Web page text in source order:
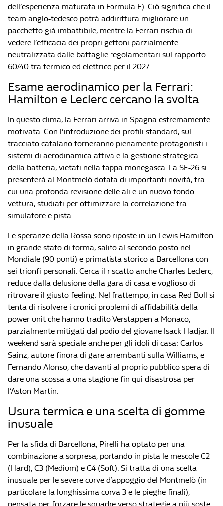
dell’esperienza maturata in Formula E). Ciò significa che il
team anglo-tedesco potrà addirittura migliorare un
pacchetto già imbattibile, mentre la Ferrari rischia di
vedere l’efficacia dei propri gettoni parzialmente
neutralizzata dalle battaglie regolamentari sul rapporto
60/40 tra termico ed elettrico per il 2027.
Esame aerodinamico per la Ferrari:
Hamilton e Leclerc cercano la svolta
In questo clima, la Ferrari arriva in Spagna estremamente
motivata. Con l’introduzione dei profili standard, sul
tracciato catalano torneranno pienamente protagonisti i
sistemi di aerodinamica attiva e la gestione strategica
della batteria, vietati nella tappa monegasca. La SF-26 si
presenterà al Montmelò dotata di importanti novità, tra
cui una profonda revisione delle ali e un nuovo fondo
vettura, studiati per ottimizzare la correlazione tra
simulatore e pista.
Le speranze della Rossa sono riposte in un Lewis Hamilton
in grande stato di forma, salito al secondo posto nel
Mondiale (90 punti) e primatista storico a Barcellona con
sei trionfi personali. Cerca il riscatto anche Charles Leclerc,
reduce dalla delusione della gara di casa e voglioso di
ritrovare il giusto feeling. Nel frattempo, in casa Red Bull si
tenta di risolvere i cronici problemi di affidabilità della
power unit che hanno tradito Verstappen a Monaco,
parzialmente mitigati dal podio del giovane Isack Hadjar. Il
weekend sarà speciale anche per gli idoli di casa: Carlos
Sainz, autore finora di gare arrembanti sulla Williams, e
Fernando Alonso, che davanti al proprio pubblico spera di
dare una scossa a una stagione fin qui disastrosa per
l’Aston Martin.
Usura termica e una scelta di gomme
inusuale
Per la sfida di Barcellona, Pirelli ha optato per una
combinazione a sorpresa, portando in pista le mescole C2
(Hard), C3 (Medium) e C4 (Soft). Si tratta di una scelta
inusuale per le severe curve d’appoggio del Montmelò (in
particolare la lunghissima curva 3 e le pieghe finali),
pensata per forzare le squadre verso strategie a più soste,